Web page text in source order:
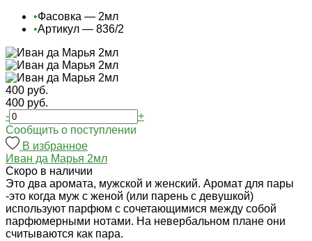
•Фасовка — 2мл
•Артикул — 836/2
400 руб.
400 руб.
-
+
Cообщить о поступлении
В избранное
Иван да Марья 2мл
Cкоро в наличии
Это два аромата, мужской и женский. Аромат для пары
-это когда муж с женой (или парень с девушкой)
используют парфюм с сочетающимися между собой
парфюмерными нотами. На невербальном плане они
считываются как пара.